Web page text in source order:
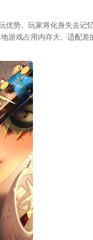
势。玩家将化身失去记
游戏占用内存大、适配